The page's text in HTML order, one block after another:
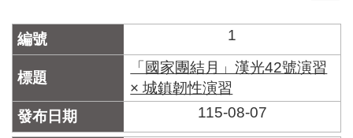
門
牌
合
索
系
1
「國家團結月」漢光42號演習
× 城鎮韌性演習
115-08-07